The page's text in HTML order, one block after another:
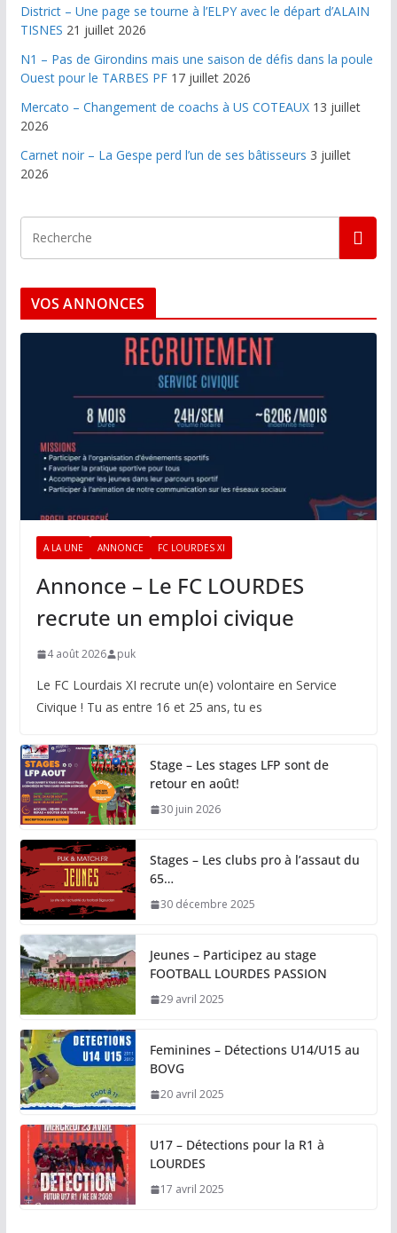
District – Une page se tourne à l’ELPY avec le départ d’ALAIN
TISNES 21 juillet 2026
N1 – Pas de Girondins mais une saison de défis dans la poule
Ouest pour le TARBES PF 17 juillet 2026
Mercato – Changement de coachs à US COTEAUX 13 juillet
2026
Carnet noir – La Gespe perd l’un de ses bâtisseurs 3 juillet
2026
VOS ANNONCES
A LA UNE ANNONCE FC LOURDES XI
Annonce – Le FC LOURDES
recrute un emploi civique
4 août 2026 puk
Le FC Lourdais XI recrute un(e) volontaire en Service
Civique ! Tu as entre 16 et 25 ans, tu es
Stage – Les stages LFP sont de
retour en août!
30 juin 2026
Stages – Les clubs pro à l’assaut du
65…
30 décembre 2025
Jeunes – Participez au stage
FOOTBALL LOURDES PASSION
29 avril 2025
Feminines – Détections U14/U15 au
BOVG
20 avril 2025
U17 – Détections pour la R1 à
LOURDES
17 avril 2025